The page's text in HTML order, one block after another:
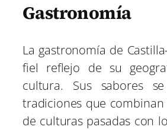
Gastronomía
La gastronomía de
fiel reflejo de su
cultura. Sus sabores
tradiciones que combinan
de culturas pasadas con